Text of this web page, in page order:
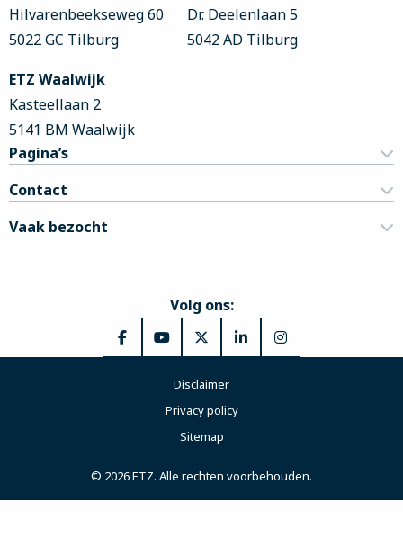
Hilvarenbeekseweg 60
5022 GC Tilburg
Dr. Deelenlaan 5
5042 AD Tilburg
ETZ Waalwijk
Kasteellaan 2
5141 BM Waalwijk
Pagina’s
Contact
Vaak bezocht
Volg ons:
Ga
Facebook
Ga
YouTube
Ga
X
Ga
Ga
Disclaimer
Privacy policy
Sitemap
© 2026 ETZ. Alle rechten voorbehouden.